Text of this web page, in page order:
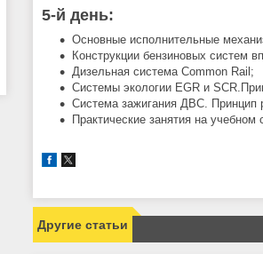
5-й день:
Основные исполнительные
Конструкции бензиновых систем
Дизельная система Common Rail;
Системы экологии EGR и
Система зажигания ДВС. Принцип
Практические занятия на
Другие статьи